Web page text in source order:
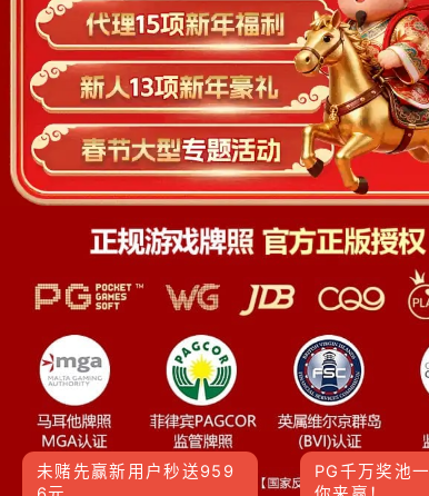
未赌先赢新用户秒送959
PG千万奖池